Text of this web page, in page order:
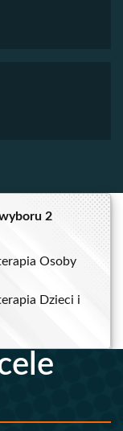
2
Osoby
Dzieci i